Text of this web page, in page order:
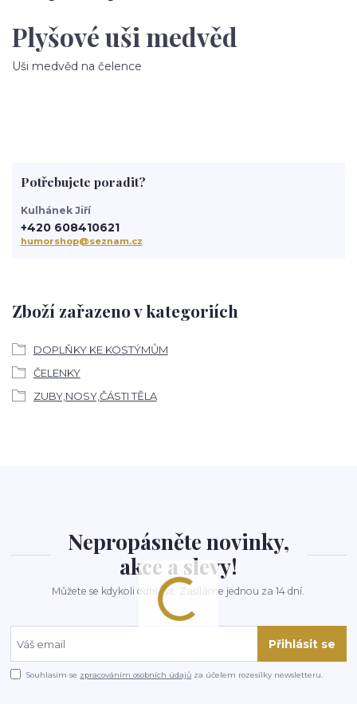
Plyšové uši medvěd
Uši medvěd na čelence
Zboží zařazeno v kategoriích
DOPLŇKY KE KOSTÝMŮM
ČELENKY
ZUBY,NOSY,ČÁSTI TĚLA
Potřebujete poradit?
Kulhánek Jiří
+420 608410621
humorshop@seznam.cz
Nepropásněte novinky,
akce a slevy!
Můžete se kdykoli odhlásit. Zasíláme jednou za 14 dní.
Přihlásit se
Souhlasím se zpracováním osobních údajů za účelem rozesílky newsletteru.